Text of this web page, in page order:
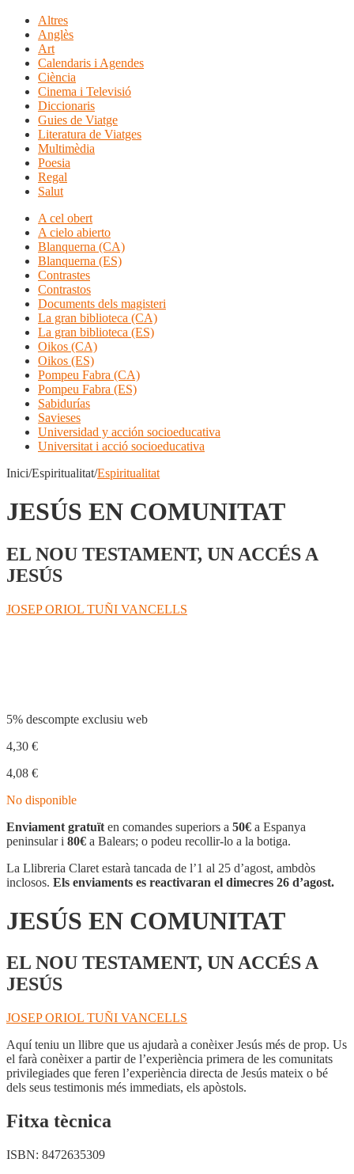
Altres
Anglès
Art
Calendaris i Agendes
Ciència
Cinema i Televisió
Diccionaris
Guies de Viatge
Literatura de Viatges
Multimèdia
Poesia
Regal
Salut
A cel obert
A cielo abierto
Blanquerna (CA)
Blanquerna (ES)
Contrastes
Contrastos
Documents dels magisteri
La gran biblioteca (CA)
La gran biblioteca (ES)
Oikos (CA)
Oikos (ES)
Pompeu Fabra (CA)
Pompeu Fabra (ES)
Sabidurías
Savieses
Universidad y acción socioeducativa
Universitat i acció socioeducativa
Inici/Espiritualitat/Espiritualitat
JESÚS EN COMUNITAT
EL NOU TESTAMENT, UN ACCÉS A
JESÚS
JOSEP ORIOL TUÑI VANCELLS
5% descompte exclusiu web
4,30 €
4,08 €
No disponible
Enviament gratuït en comandes superiors a 50€ a Espanya
peninsular i 80€ a Balears; o podeu recollir-lo a la botiga.
La Llibreria Claret estarà tancada de l’1 al 25 d’agost, ambdòs
inclosos. Els enviaments es reactivaran el dimecres 26 d’agost.
JESÚS EN COMUNITAT
EL NOU TESTAMENT, UN ACCÉS A
JESÚS
JOSEP ORIOL TUÑI VANCELLS
Aquí teniu un llibre que us ajudarà a conèixer Jesús més de prop. Us
el farà conèixer a partir de l’experiència primera de les comunitats
privilegiades que feren l’experiència directa de Jesús mateix o bé
dels seus testimonis més immediats, els apòstols.
Fitxa tècnica
ISBN: 8472635309